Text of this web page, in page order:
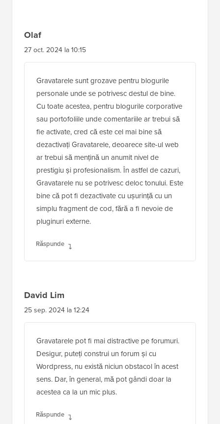
Olaf
27 oct. 2024 la 10:15
Gravatarele sunt grozave pentru blogurile
personale unde se potrivesc destul de bine.
Cu toate acestea, pentru blogurile corporative
sau portofoliile unde comentariile ar trebui să
fie activate, cred că este cel mai bine să
dezactivați Gravatarele, deoarece site-ul web
ar trebui să mențină un anumit nivel de
prestigiu și profesionalism. În astfel de cazuri,
Gravatarele nu se potrivesc deloc tonului. Este
bine că pot fi dezactivate cu ușurință cu un
simplu fragment de cod, fără a fi nevoie de
pluginuri externe.
Răspunde
David Lim
25 sep. 2024 la 12:24
Gravatarele pot fi mai distractive pe forumuri.
Desigur, puteți construi un forum și cu
Wordpress, nu există niciun obstacol în acest
sens. Dar, în general, mă pot gândi doar la
acestea ca la un mic plus.
Răspunde